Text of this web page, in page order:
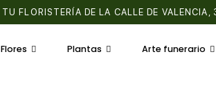
TU FLORISTERÍA DE LA CALLE DE VALENCIA,
Flores Plantas Arte funerario